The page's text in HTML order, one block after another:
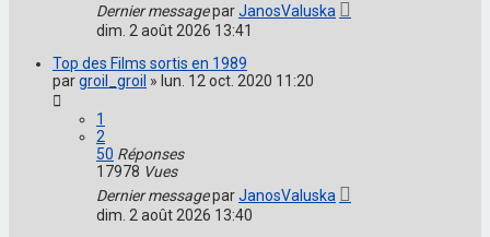
Dernier messageparJanosValuska
dim. 2 août 2026 13:41
Top des Films sortis en 1989
pargroil_groil » lun. 12 oct. 2020 11:20
1
2
50 Réponses
17978 Vues
Dernier messageparJanosValuska
dim. 2 août 2026 13:40